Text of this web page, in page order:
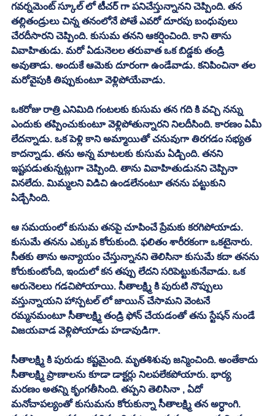
గవర్నమెంట్ స్కూల్ లో టీచర్ గా పనిచేస్తున్నానని చెప్పింది. తన
తల్లితండ్రులు చిన్న తనంలోనే పోతే ఎవరో దూరపు బంధువులు
చేరదీసారని చెప్పింది. కుసుమ తనని ఆకర్షించింది. కాని తాను
వివాహితుడు. మరో ఏడునెలల తరువాత ఒక బిడ్డకు తండ్రి
అవుతాడు. అందుకే ఆమెకు దూరంగా ఉండేవాడు. కనిపించినా తల
మరోవైపుకి తిప్పుకుంటూ వెళ్లిపోయేవాడు.
ఒకరోజు రాత్రి ఎనిమిది గంటలకు కుసుమ తన గది కి వచ్చి నన్ను
ఎందుకు తప్పించుకుంటూ వెళ్లిపోతున్నారని నిలదీసింది. కారణం ఏమీ
లేదన్నాడు. ఒక పెళ్లి కాని అమ్మాయితో చనువుగా తిరగడం సభ్యత
కాదన్నాడు. తను అన్న మాటలకు కుసుమ ఏడ్చింది. తనని
ఇష్టపడుతున్నట్లుగా చెప్పింది. తాను వివాహితుడునని చెప్పినా
వినలేదు. మిమ్మలని విడిచి ఉండలేనంటూ తనను పట్టుకుని
ఏడ్చేసింది.
ఆ సమయంలో కుసుమ తనపై చూపించే ప్రేమకు కరగిపోయాడు.
కుసుమే తనను ఎక్కువ కోరుకుంది. ఫలితం శారీరకంగా ఒకటైనారు.
సీతకు తాను అన్యాయం చేస్తున్నానని తెలిసినా కుసుమే కదా తనను
కోరుకుంటోంది, ఇందులో కన తప్పు లేదని సరిపెట్టుకునేవాడు. ఒక
ఆరునెలలు గడచిపోయాయి. సీతాలక్ష్మి కి పురుటి నొప్పులు
వస్తున్నాయని హాస్పటల్ లో జాయిన్ చేసామని వెంటనే
రమ్మనమంటూ సీతాలక్ష్మి తండ్రి ఫోన్ చేయడంతో తను స్టేషన్ నుండే
విజయవాడ వెళ్లిపోయాడు హడావుడిగా.
సీతాలక్ష్మి కి పురుడు కష్టమైంది. మృతశిశువు జన్మించింది. అంతేకాదు
సీతాలక్ష్మి ప్రాణాలను కూడా డాక్టర్లు నిలపలేకపోయారు. భార్య
మరణం అతన్ని కృంగతీసింది. తప్పని తెలిసినా , ఏదో
మనోచాపల్యంతో కుసుమను కోరుకున్నా సీతాలక్ష్మి తన అర్ధాంగి.